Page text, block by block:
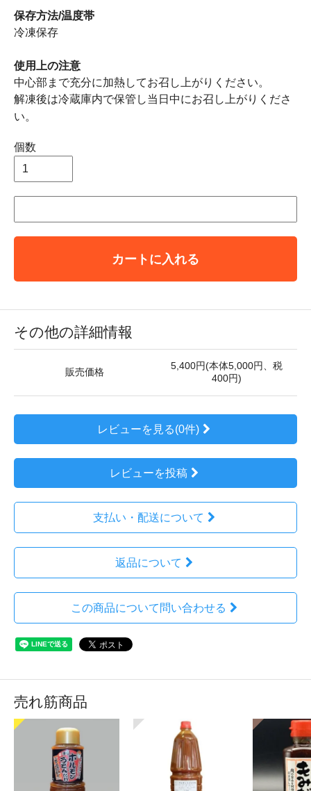
保存方法/温度帯
冷凍保存
使用上の注意
中心部まで充分に加熱してお召し上がりください。
解凍後は冷蔵庫内で保管し当日中にお召し上がりくださ
い。
個数
カートに入れる
その他の詳細情報
販売価格
5,400円(本体5,000円、税
400円)
レビューを見る(0件)
レビューを投稿
支払い・配送について
返品について
この商品について問い合わせる
売れ筋商品